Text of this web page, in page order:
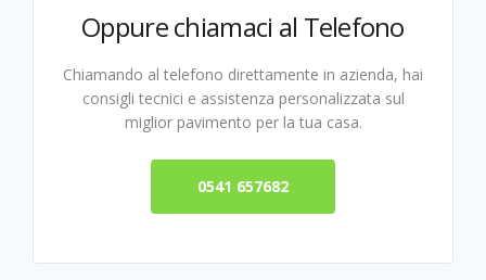
Oppure chiamaci al Telefono
Chiamando al telefono direttamente in azienda, hai
consigli tecnici e assistenza personalizzata sul
miglior pavimento per la tua casa.
0541 657682